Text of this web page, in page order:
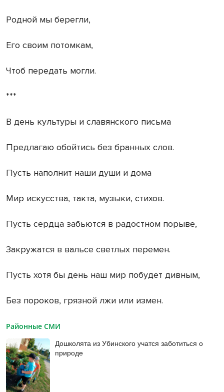
Родной мы берегли,
Его своим потомкам,
Чтоб передать могли.
***
В день культуры и славянского письма
Предлагаю обойтись без бранных слов.
Пусть наполнит наши души и дома
Мир искусства, такта, музыки, стихов.
Пусть сердца забьются в радостном порыве,
Закружатся в вальсе светлых перемен.
Пусть хотя бы день наш мир побудет дивным,
Без пороков, грязной лжи или измен.
Районные СМИ
Дошколята из Убинского учатся заботиться о
природе